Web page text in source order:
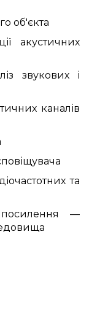
об'єкта
акустичних
звукових і
каналів
та
посилення —